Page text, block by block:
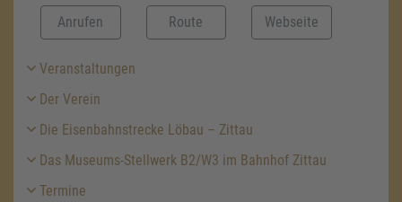
Anrufen Route Webseite
Veranstaltungen
Der Verein
Die Eisenbahnstrecke Löbau – Zittau
Das Museums-Stellwerk B2/W3 im Bahnhof Zittau
Termine